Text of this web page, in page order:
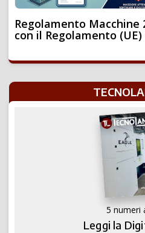
Regolamento Macchine
con il Regolamento (UE)
5 numeri
Leggi la